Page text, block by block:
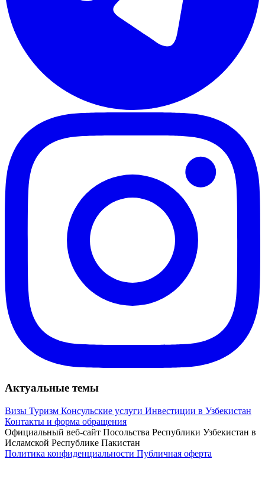
Актуальные темы
Визы Туризм Консульские услуги Инвестиции в Узбекистан
Контакты и форма обращения
Официальный веб-сайт Посольства Республики Узбекистан в
Исламской Республике Пакистан
Политика конфиденциальности Публичная оферта